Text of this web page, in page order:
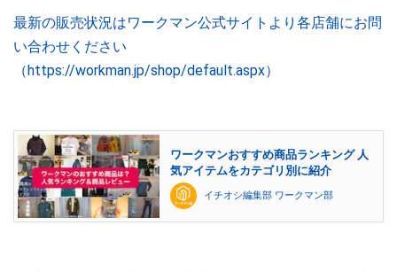
最新の販売状況はワークマン公式サイトより各店舗にお問
い合わせください
（https://workman.jp/shop/default.aspx）
ワークマンおすすめ商品ランキング 人
気アイテムをカテゴリ別に紹介
イチオシ編集部 ワークマン部